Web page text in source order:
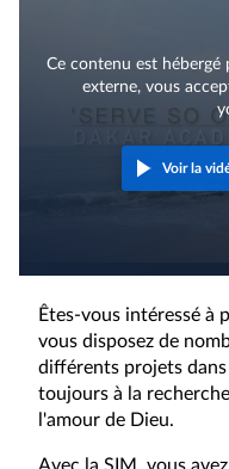
Ce contenu est
externe, vous
Voir la
Êtes-vous intéressé à
vous disposez de
différents projets
toujours à la
l'amour de Dieu.
Avec la SIM, vous